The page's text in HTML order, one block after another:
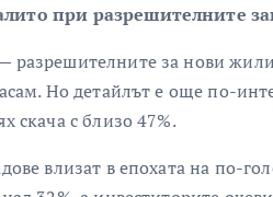
при разрешителните
разрешителните за нови
Но детайлът е още по-
скача с близо 47%.
влизат в епохата на по-